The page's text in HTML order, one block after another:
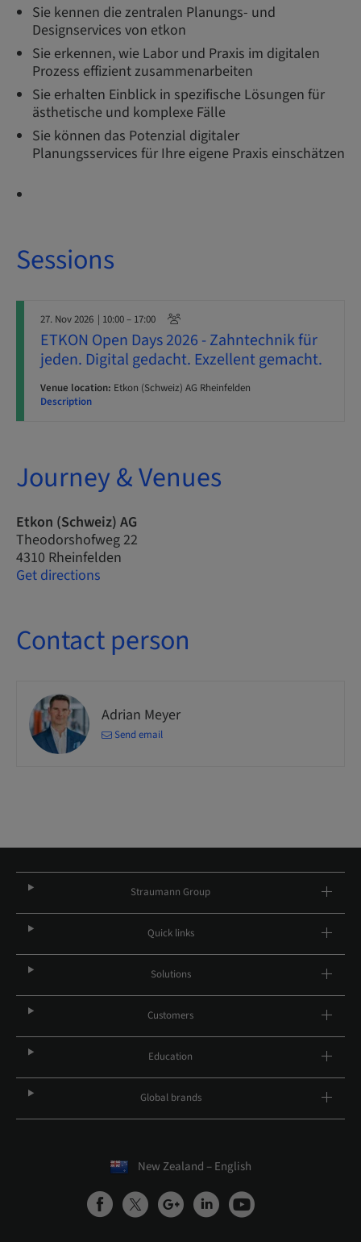
Sie kennen die zentralen Planungs- und
Designservices von etkon
Sie erkennen, wie Labor und Praxis im digitalen
Prozess effizient zusammenarbeiten
Sie erhalten Einblick in spezifische Lösungen für
ästhetische und komplexe Fälle
Sie können das Potenzial digitaler
Planungsservices für Ihre eigene Praxis einschätzen​
Sessions
27. Nov 2026 | 10:00 – 17:00
​​ETKON Open Days 2026 - Zahntechnik für
jeden. Digital gedacht. Exzellent gemacht.​
Venue location: Etkon (Schweiz) AG Rheinfelden
Description
Journey & Venues
Etkon (Schweiz) AG
Theodorshofweg 22
4310 Rheinfelden
Get directions
Contact person
Adrian Meyer
Send email
Straumann Group
Quick links
Solutions
Customers
Education
Global brands
New Zealand – English